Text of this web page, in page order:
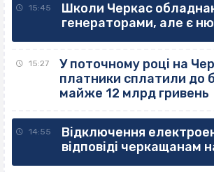
15:45
Школи Черкас
генераторами, але є
15:27
У поточному році на
платники сплатили до
майже 12 млрд гривень
14:55
Відключення
відповіді черкащанам